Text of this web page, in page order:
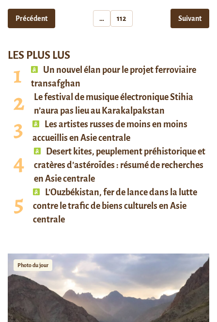
Précédent … 112 Suivant
LES PLUS LUS
Un nouvel élan pour le projet ferroviaire
transafghan
Le festival de musique électronique Stihia
n’aura pas lieu au Karakalpakstan
Les artistes russes de moins en moins
accueillis en Asie centrale
Desert kites, peuplement préhistorique et
cratères d’astéroïdes : résumé de recherches
en Asie centrale
L’Ouzbékistan, fer de lance dans la lutte
contre le trafic de biens culturels en Asie
centrale
Photo du jour